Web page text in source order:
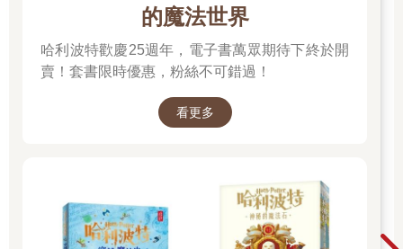
的魔法世界
哈利波特歡慶25週年，電子書萬眾期待下終於開
賣！套書限時優惠，粉絲不可錯過！
看更多